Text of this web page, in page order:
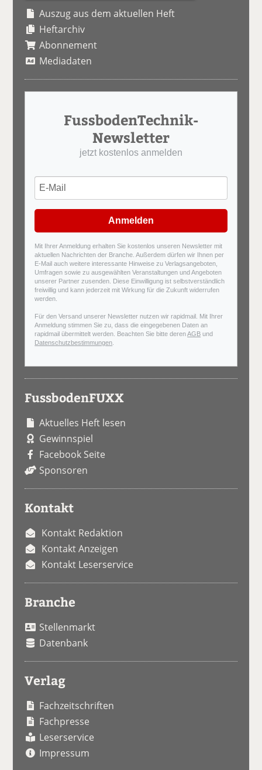
Auszug aus dem aktuellen Heft
Heftarchiv
Abonnement
Mediadaten
FussbodenTechnik-
Newsletter
jetzt kostenlos anmelden
Anmelden
Mit Ihrer Anmeldung erhalten Sie kostenlos unseren Newsletter mit
aktuellen Nachrichten der Branche. Außerdem dürfen wir Ihnen per
E-Mail auch weitere interessante Hinweise zu Verlagsangeboten,
Umfragen sowie zu ausgewählten Veranstaltungen und Angeboten
unserer Partner zusenden. Diese Einwilligung ist selbstverständlich
freiwillig und kann jederzeit mit Wirkung für die Zukunft widerrufen
werden.
Für den Versand unserer Newsletter nutzen wir rapidmail. Mit Ihrer
Anmeldung stimmen Sie zu, dass die eingegebenen Daten an
rapidmail übermittelt werden. Beachten Sie bitte derenAGB und
Datenschutzbestimmungen
FussbodenFUXX
Aktuelles Heft lesen
Gewinnspiel
Facebook Seite
Sponsoren
Kontakt
Kontakt Redaktion
Kontakt Anzeigen
Kontakt Leserservice
Branche
Stellenmarkt
Datenbank
Verlag
Fachzeitschriften
Fachpresse
Leserservice
Impressum